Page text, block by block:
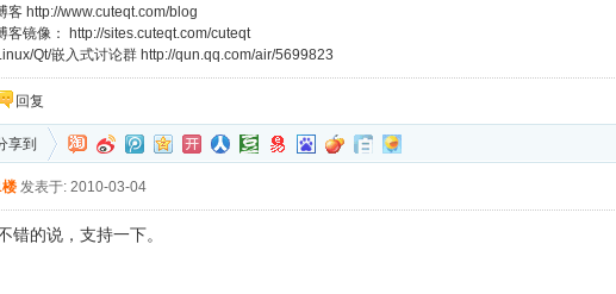
客 http://www.cuteqt.com/blog
客镜像： http://sites.cuteqt.com/cuteqt
Qt/嵌入式讨论群 http://qun.qq.com/air/5699823
回复
享到
发表于: 2010-03-04
错的说，支持一下。